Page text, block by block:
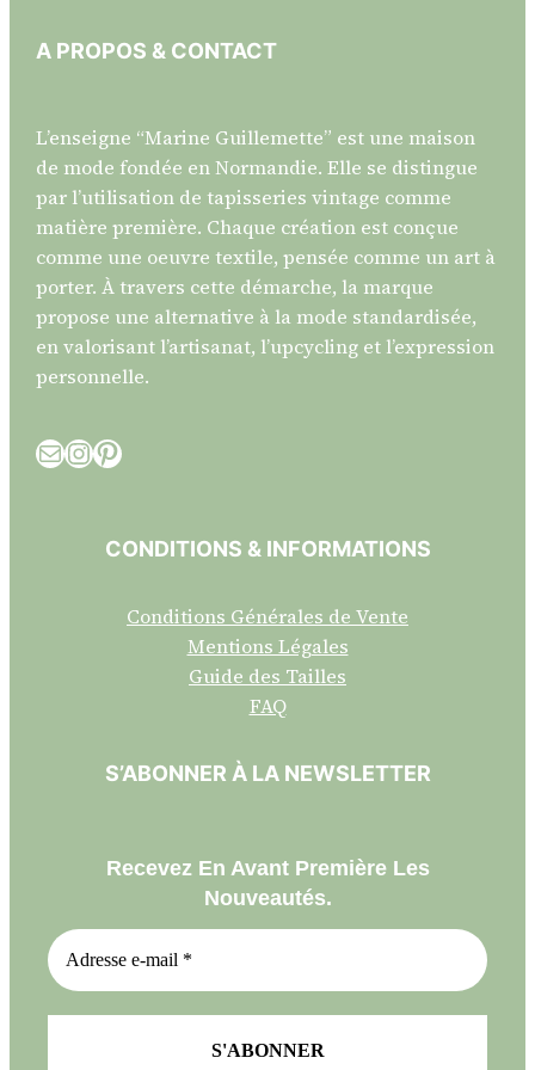
A PROPOS & CONTACT
L’enseigne “Marine Guillemette” est une maison
de mode fondée en Normandie. Elle se distingue
par l’utilisation de tapisseries vintage comme
matière première. Chaque création est conçue
comme une oeuvre textile, pensée comme un art à
porter. À travers cette démarche, la marque
propose une alternative à la mode standardisée,
en valorisant l’artisanat, l’upcycling et l’expression
personnelle.
E-mail InstagramPinterest
CONDITIONS & INFORMATIONS
Conditions Générales de Vente
Mentions Légales
Guide des Tailles
FAQ
S’ABONNER À LA NEWSLETTER
Recevez En Avant Première Les
Nouveautés.